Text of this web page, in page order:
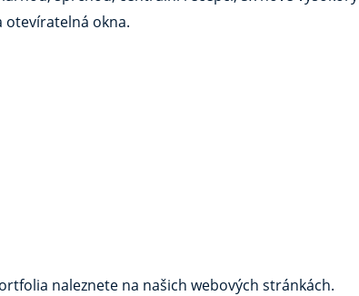
otevíratelná okna.
naleznete na našich webových stránkách.